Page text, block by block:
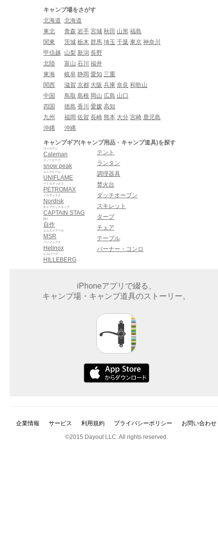
キャンプ場をさがす
北海道 北海道
東北
青森 岩手 宮城 秋田 山形 福島
関東
茨城 栃木 群馬 埼玉 千葉 東京 神奈川
甲信越
山梨 新潟 長野
北陸
富山 石川 福井
東海
岐阜 静岡 愛知 三重
関西
滋賀 京都 大阪 兵庫 奈良 和歌山
中国
鳥取 島根 岡山 広島 山口
四国
徳島 香川 愛媛 高知
九州
福岡 佐賀 長崎 熊本 大分 宮崎 鹿児島
沖縄
沖縄
キャンプギア(キャンプ用品・キャンプ道具)を探す
Caleman
コールマン
snow peak
スノーピーク
UNIFLAME
ユニフレーム
PETROMAX
ペトロマックス
Nordisk
ノルディスク
CAPTAIN STAG
キャプテンスタッグ
自作
DIY
MSR
エムエスアール
Helinox
ヘリノックス
HILLEBERG
ヒルバーグ
テント
ランタン
調理器具
焚火台
ダッチオーブン
スキレット
タープ
チェア
テーブル
バーナー・コンロ
iPhoneアプリで綴る、
キャンプ場・キャンプ道具のストーリー。
企業情報 サービス 利用規約 プライバシーポリシー
お問い合わせ
©2015 Dayout LLC. All rights reserved.